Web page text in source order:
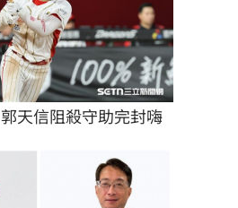
天信阻殺守助完封嗨